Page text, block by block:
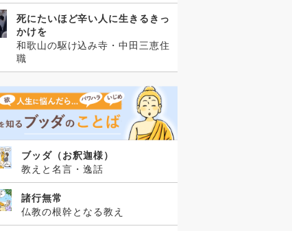
死にたいほど辛い人に生きるきっ
かけを
和歌山の駆け込み寺・中田三恵住
職
ブッダ（お釈迦様）
教えと名言・逸話
諸行無常
仏教の根幹となる教え